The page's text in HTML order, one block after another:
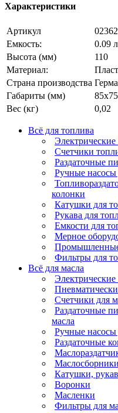
Характеристики
Артикул
02362
Емкость:
0.09
Высота (мм)
110
Материал:
Страна производства
Габариты (мм)
85х75
Вес (кг)
0,02
Всё для топлива
Счетчики
Раздаточные
Ручные насосы
колонки
Катушки для
Рукава для
Емкости для
Мерное
Фильтры для
Всё для масла
Счетчики для
Раздаточные
масла
Ручные насосы
Раздаточные
Маслосборники
Катушки,
Воронки
Масленки
Фильтры для